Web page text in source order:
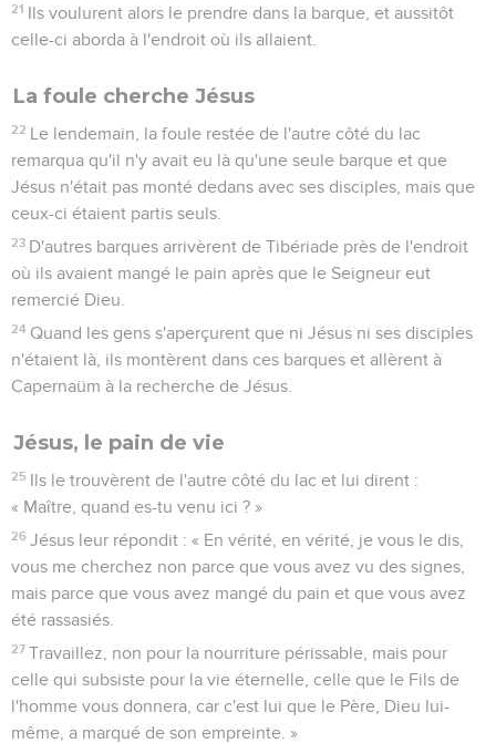
21 Ils voulurent alors le prendre dans la barque, et aussitôt
celle-ci aborda à l'endroit où ils allaient.
La foule cherche Jésus
22 Le lendemain, la foule restée de l'autre côté du lac
remarqua qu'il n'y avait eu là qu'une seule barque et que
Jésus n'était pas monté dedans avec ses disciples, mais que
ceux-ci étaient partis seuls.
23 D'autres barques arrivèrent de Tibériade près de l'endroit
où ils avaient mangé le pain après que le Seigneur eut
remercié Dieu.
24 Quand les gens s'aperçurent que ni Jésus ni ses disciples
n'étaient là, ils montèrent dans ces barques et allèrent à
Capernaüm à la recherche de Jésus.
Jésus, le pain de vie
25 Ils le trouvèrent de l'autre côté du lac et lui dirent :
« Maître, quand es-tu venu ici ? »
26 Jésus leur répondit : « En vérité, en vérité, je vous le dis,
vous me cherchez non parce que vous avez vu des signes,
mais parce que vous avez mangé du pain et que vous avez
été rassasiés.
27 Travaillez, non pour la nourriture périssable, mais pour
celle qui subsiste pour la vie éternelle, celle que le Fils de
l'homme vous donnera, car c'est lui que le Père, Dieu lui-
même, a marqué de son empreinte. »